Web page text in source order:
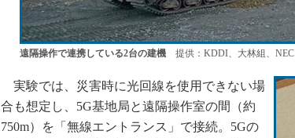
遠隔操作で連携している2台の建機提供：KDDI、大林組、NEC
実験では、災害時に光回線を使用できない場
合も想定し、5G基地局と遠隔操作室の間（約
750m）を「無線エントランス」で接続。5Gの